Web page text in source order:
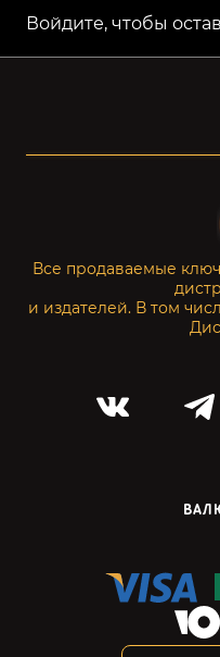
Войдите, чтобы
Все продаваемые
и издателей. В том